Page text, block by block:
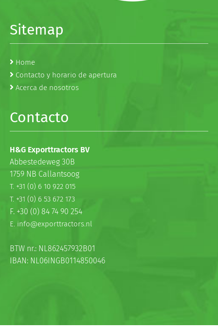
Sitemap
Home
Contacto y horario de apertura
Acerca de nosotros
Contacto
H&G Exporttractors BV
Abbestedeweg 30B
1759 NB Callantsoog
T. +31 (0) 6 10 922 015
T. +31 (0) 6 53 672 173
F. +30 (0) 84 74 90 254
E. info@exporttractors.nl
BTW nr.: NL862457932B01
IBAN: NL06INGB0114850046